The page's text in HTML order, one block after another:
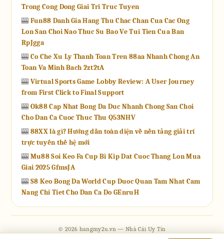
Trong Cong Dong Giai Tri Truc Tuyen
🎰 Fun88 Danh Gia Hang Thu Chac Chan Cua Cac Ong
Lon San Choi Nao Thuc Su Bao Ve Tui Tien Cua Ban
RpJgga
🎰 Co Che Xu Ly Thanh Toan Tren 88aa Nhanh Chong An
Toan Va Minh Bach 2zt2tA
🎰 Virtual Sports Game Lobby Review: A User Journey
from First Click to Final Support
🎰 Ok88 Cap Nhat Bong Da Duc Nhanh Chong San Choi
Cho Dan Ca Cuoc Thuc Thu Q53NHV
🎰 88XX là gì? Hướng dẫn toàn diện về nền tảng giải trí
trực tuyến thế hệ mới
🎰 Mu88 Soi Keo Fa Cup Bi Kip Dat Cuoc Thang Lon Mua
Giai 2025 GfmsJA
🎰 S8 Keo Bong Da World Cup Duoc Quan Tam Nhat Cam
Nang Chi Tiet Cho Dan Ca Do GEnruH
© 2026 hangmy2u.vn — Nhà Cái Uy Tín